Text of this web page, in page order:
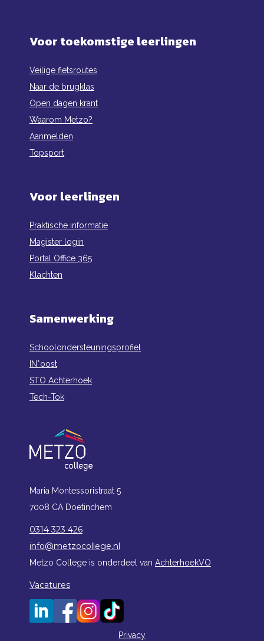
Voor toekomstige leerlingen
Veilige fietsroutes
Naar de brugklas
Open dagen krant
Waarom Metzo?
Aanmelden
Topsport
Voor leerlingen
Praktische informatie
Magister login
Portal Office 365
Klachten
Samenwerking
Schoolondersteuningsprofiel
IN*oost
STO Achterhoek
Tech-Tok
Maria Montessoristraat 5
7008 CA Doetinchem
0314 323 426
info@metzocollege.nl
Metzo College is onderdeel van AchterhoekVO
Vacatures
Privacy